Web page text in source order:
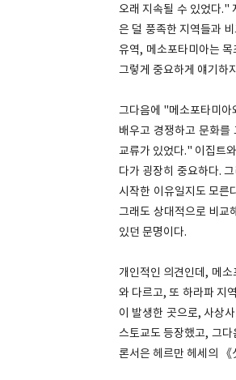
오래 지속될 수 있었다."
은 덜 풍족한 지역들과
유역, 메소포타미아는
그렇게 중요하게 얘기하
그다음에 "메소포타미아
배우고 경쟁하고 문화
교류가 있었다." 이집트
다가 굉장히 중요하다.
시작한 이유일지도 모른
그래도 상대적으로 비교
있던 문명이다.
개인적인 의견인데, 메
와 다르고, 또 하라파 지
이 발생한 곳으로, 사상
스토교도 등장했고, 그
론서은 헤르만 헤세의